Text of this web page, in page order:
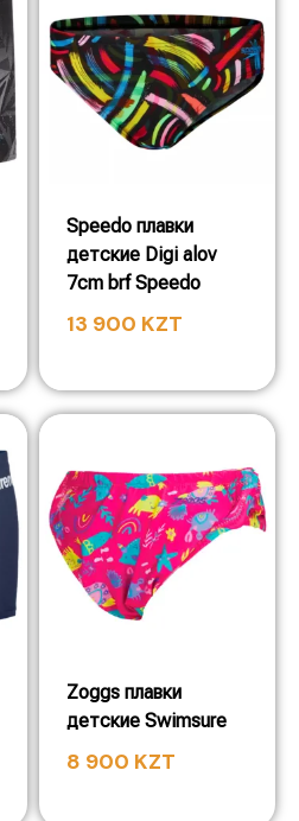
Speedo плавки
детские Digi alov
7cm brf Speedo
13 900 KZT
Zoggs плавки
детские Swimsure
8 900 KZT